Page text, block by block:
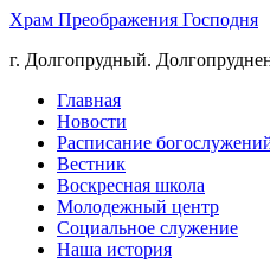
Храм Преображения Господня
г. Долгопрудный.
Главная
Новости
Расписание
Вестник
Воскресная школа
Молодежный центр
Социальное служение
Наша история